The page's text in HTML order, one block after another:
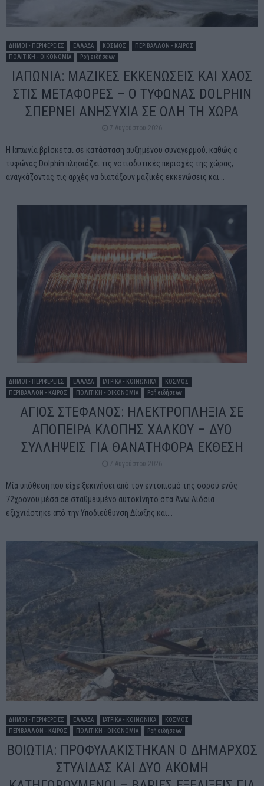
ΔΗΜΟΙ - ΠΕΡΙΦΕΡΕΙΕΣ ΕΛΛΑΔΑ ΚΟΣΜΟΣ
ΠΕΡΙΒΑΛΛΟΝ - ΚΑΙΡΟΣ
ΠΟΛΙΤΙΚΗ - ΟΙΚΟΝΟΜΙΑ
Ροή ειδήσεων
ΙΑΠΩΝΙΑ: ΜΑΖΙΚΕΣ ΕΚΚΕΝΩΣΕΙΣ ΚΑΙ ΧΑΟΣ
ΣΤΙΣ ΜΕΤΑΦΟΡΕΣ – Ο ΤΥΦΩΝΑΣ DOLPHIN
ΣΠΕΡΝΕΙ ΑΝΗΣΥΧΙΑ ΣΕ ΟΛΗ ΤΗ ΧΩΡΑ
7 Αυγούστου 2026
Η Ιαπωνία βρίσκεται σε κατάσταση αυξημένου συναγερμού, καθώς ο
τυφώνας Dolphin πλησιάζει τις νοτιοδυτικές περιοχές της χώρας,
αναγκάζοντας τις αρχές να διατάξουν μαζικές εκκενώσεις και...
ΔΗΜΟΙ - ΠΕΡΙΦΕΡΕΙΕΣ ΕΛΛΑΔΑ ΙΑΤΡΙΚΑ - ΚΟΙΝΩΝΙΚΑ
ΚΟΣΜΟΣ
ΠΕΡΙΒΑΛΛΟΝ - ΚΑΙΡΟΣ
ΠΟΛΙΤΙΚΗ - ΟΙΚΟΝΟΜΙΑ Ροή ειδήσεων
ΑΓΙΟΣ ΣΤΕΦΑΝΟΣ: ΗΛΕΚΤΡΟΠΛΗΞΙΑ ΣΕ
ΑΠΟΠΕΙΡΑ ΚΛΟΠΗΣ ΧΑΛΚΟΥ – ΔΥΟ
ΣΥΛΛΗΨΕΙΣ ΓΙΑ ΘΑΝΑΤΗΦΟΡΑ ΕΚΘΕΣΗ
7 Αυγούστου 2026
Μία υπόθεση που είχε ξεκινήσει από τον εντοπισμό της σορού ενός
72χρονου μέσα σε σταθμευμένο αυτοκίνητο στα Άνω Λιόσια
εξιχνιάστηκε από την Υποδιεύθυνση Δίωξης και...
ΔΗΜΟΙ - ΠΕΡΙΦΕΡΕΙΕΣ ΕΛΛΑΔΑ ΙΑΤΡΙΚΑ - ΚΟΙΝΩΝΙΚΑ
ΚΟΣΜΟΣ
ΠΕΡΙΒΑΛΛΟΝ - ΚΑΙΡΟΣ
ΠΟΛΙΤΙΚΗ - ΟΙΚΟΝΟΜΙΑ Ροή ειδήσεων
ΒΟΙΩΤΙΑ: ΠΡΟΦΥΛΑΚΙΣΤΗΚΑΝ Ο ΔΗΜΑΡΧΟΣ
ΣΤΥΛΙΔΑΣ ΚΑΙ ΔΥΟ ΑΚΟΜΗ